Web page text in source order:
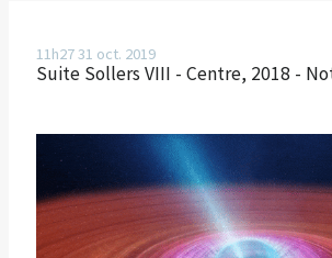
11h2731 oct. 2019
Suite Sollers VIII - Centre, 2018 -